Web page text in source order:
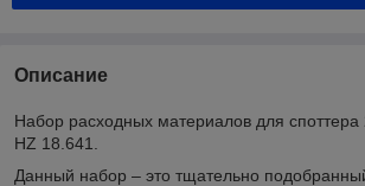
Описание
Набор расходных материалов для споттера
HZ 18.641.
Данный набор – это тщательно